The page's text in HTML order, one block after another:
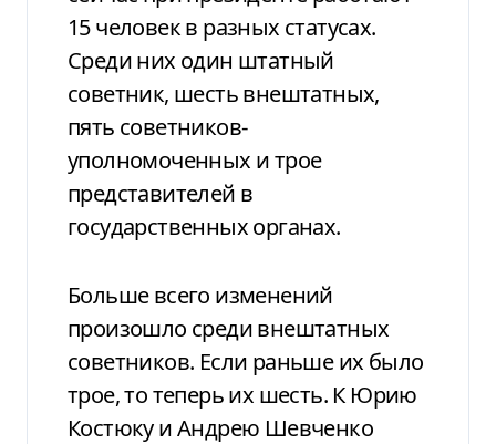
15 человек в разных статусах.
Среди них один штатный
советник, шесть внештатных,
пять советников-
уполномоченных и трое
представителей в
государственных органах.
Больше всего изменений
произошло среди внештатных
советников. Если раньше их было
трое, то теперь их шесть. К Юрию
Костюку и Андрею Шевченко